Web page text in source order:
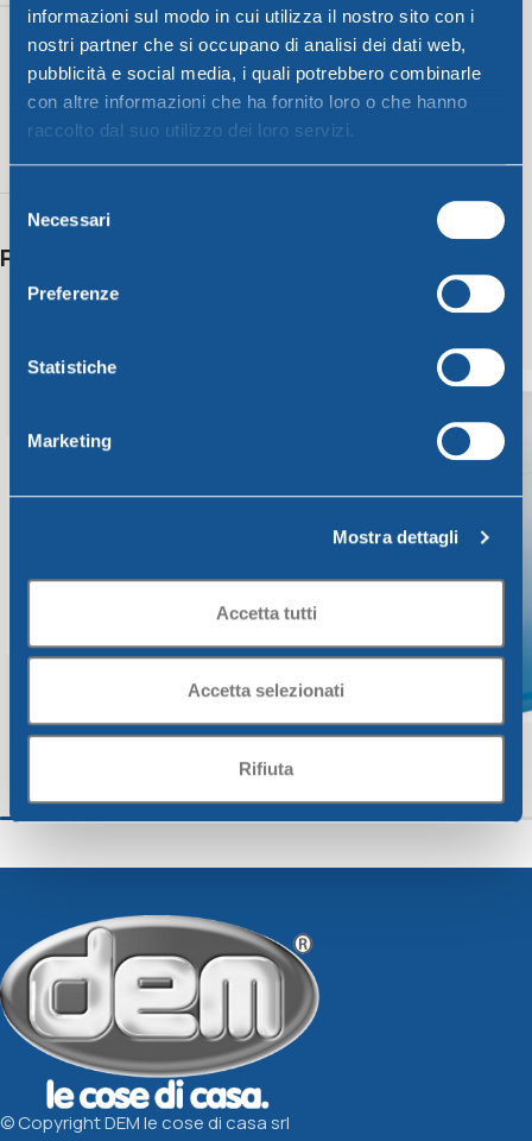
informazioni sul modo in cui utilizza il nostro sito con i
nostri partner che si occupano di analisi dei dati web,
pubblicità e social media, i quali potrebbero combinarle
con altre informazioni che ha fornito loro o che hanno
raccolto dal suo utilizzo dei loro servizi.
del
consenso
Necessari
Preferenze
Statistiche
Marketing
Mostra dettagli
Accetta tutti
Accetta selezionati
Rifiuta
70 g
Giallo
Lime
Rosso
fragola,
Blu ,
Turchese
0,865 lt
Potrebbero interessarti anche
BICCHIERE ACQUA CC 330
CRYSTALWAY
CARAFFINA “MUG”
CRYSTALWAY
© Copyright DEM le cose di casa srl